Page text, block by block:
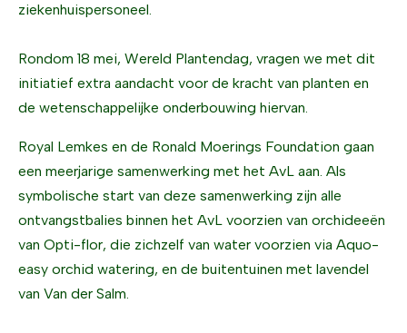
ziekenhuispersoneel.
Rondom 18 mei, Wereld Plantendag, vragen we met dit
initiatief extra aandacht voor de kracht van planten en
de wetenschappelijke onderbouwing hiervan.
Royal Lemkes en de Ronald Moerings Foundation gaan
een meerjarige samenwerking met het AvL aan. Als
symbolische start van deze samenwerking zijn alle
ontvangstbalies binnen het AvL voorzien van orchideeën
van Opti-flor, die zichzelf van water voorzien via Aquo-
easy orchid watering, en de buitentuinen met lavendel
van Van der Salm.